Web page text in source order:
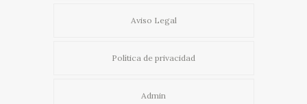
Aviso Legal
Política de privacidad
Admin